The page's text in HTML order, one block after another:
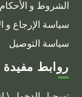
الشروط و الأحكام
سياسة الإرجاع و
سياسة التوصيل
روابط مفيدة